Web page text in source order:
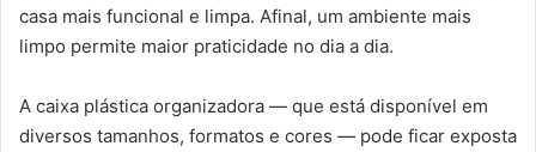
casa mais funcional e limpa. Afinal, um ambiente mais
limpo permite maior praticidade no dia a dia.
A caixa plástica organizadora — que está disponível em
diversos tamanhos, formatos e cores — pode ficar exposta